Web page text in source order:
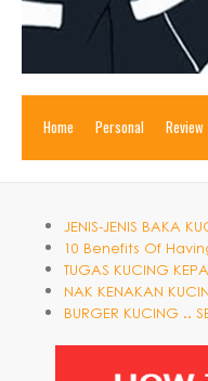
Home Personal Review
JENIS-JENIS BAKA
10 Benefits Of
TUGAS KUCING
NAK KENAKAN
BURGER KUCING ..